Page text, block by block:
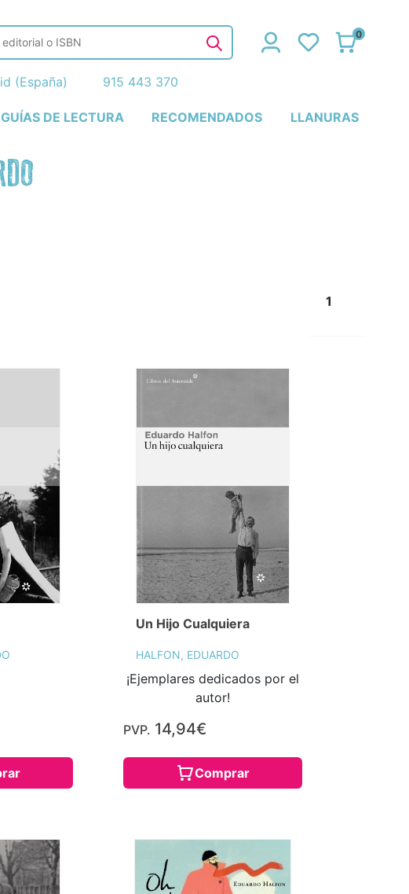
GUÍAS DE LECTURA RECOMENDADOS LLANURAS
0
(España) 915 443 370
1
Un Hijo Cualquiera
HALFON, EDUARDO
¡Ejemplares dedicados por el
autor!
PVP. 14,94€
Comprar